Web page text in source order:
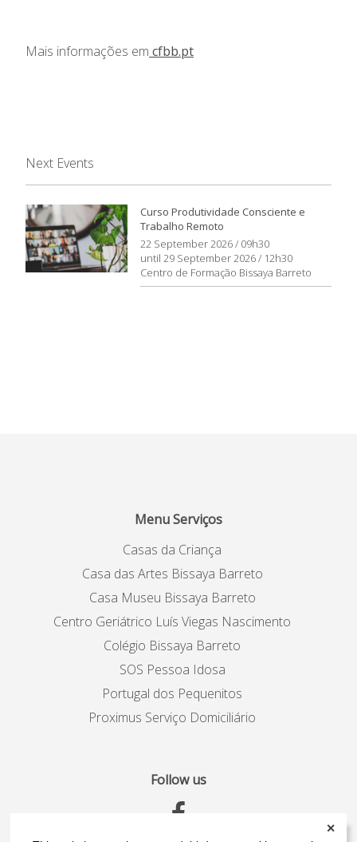
✕
Mais informações em cfbb.pt
Next Events
Curso Produtividade Consciente e
Trabalho Remoto
22 September 2026 / 09h30
until 29 September 2026 / 12h30
Centro de Formação Bissaya Barreto
Menu Serviços
Casas da Criança
Casa das Artes Bissaya Barreto
Casa Museu Bissaya Barreto
Centro Geriátrico Luís Viegas Nascimento
Colégio Bissaya Barreto
SOS Pessoa Idosa
Portugal dos Pequenitos
Proximus Serviço Domiciliário
Follow us